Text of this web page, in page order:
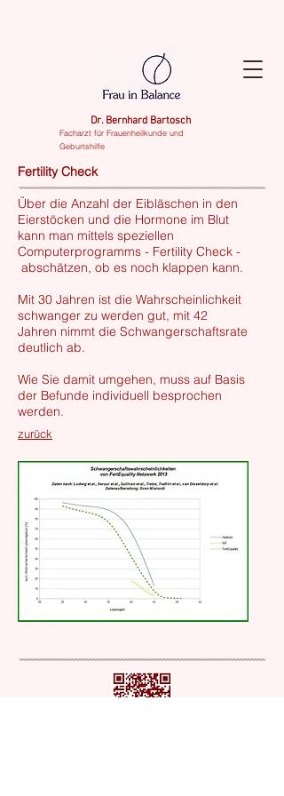
Dr. Bernhard Bartosch
Facharzt für Frauenheilkunde und
Geburtshilfe
Fertility Check
Über die Anzahl der Eibläschen in den
Eierstöcken und die Hormone im Blut
kann man mittels speziellen
Computerprogramms - Fertility Check -
abschätzen, ob es noch klappen kann.
Mit 30 Jahren ist die Wahrscheinlichkeit
schwanger zu werden gut, mit 42
Jahren nimmt die Schwangerschaftsrate
deutlich ab.
Wie Sie damit umgehen, muss auf Basis
der Befunde individuell besprochen
werden.
zurück